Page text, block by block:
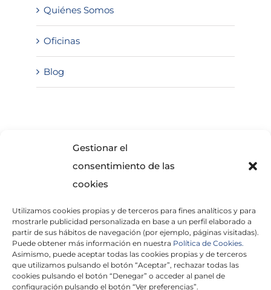
Gestionar el
consentimiento de las
cookies
Utilizamos cookies propias y de terceros para fines analíticos y para
mostrarle publicidad personalizada en base a un perfil elaborado a
partir de sus hábitos de navegación (por ejemplo, páginas visitadas).
Puede obtener más información en nuestra Política de Cookies.
Asimismo, puede aceptar todas las cookies propias y de terceros
que utilizamos pulsando el botón “Aceptar”, rechazar todas las
cookies pulsando el botón “Denegar” o acceder al panel de
configuración pulsando el botón “Ver preferencias”.
Quiénes Somos
Oficinas
Blog
He leído y acepto laPolítica de Privacidad